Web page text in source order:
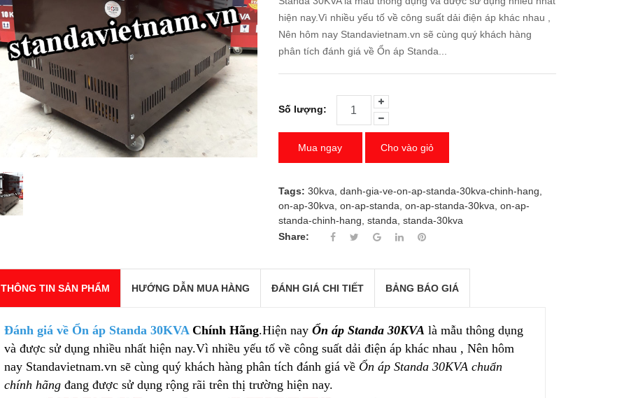
hiện nay.Vì nhiều yếu tố về công suất dải điện áp khác nhau ,
Nên hôm nay Standavietnam.vn sẽ cùng quý khách hàng
phân tích đánh giá về Ổn áp Standa...
Số lượng:
Mua ngay Cho vào giỏ
Tags: 30kva danh-gia-ve-on-ap-standa-30kva-chinh-hang
on-ap-30kva on-ap-standa on-ap-standa-30kva on-ap-
standa-chinh-hang standa standa-30kva
Share:
THÔNG TIN SẢN PHẨM HƯỚNG DẪN MUA HÀNG ĐÁNH GIÁ CHI TIẾT BẢNG BÁO GIÁ
Đánh giá về Ổn áp Standa 30KVAChính Hãng.Hiện nay Ổn áp Standa 30KVA là mẫu thông dụng
và được sử dụng nhiều nhất hiện nay.Vì nhiều yếu tố về công suất dải điện áp khác nhau , Nên hôm
nay Standavietnam.vn sẽ cùng quý khách hàng phân tích đánh giá về Ổn áp Standa 30KVA chuẩn
chính hãng đang được sử dụng rộng rãi trên thị trường hiện nay.